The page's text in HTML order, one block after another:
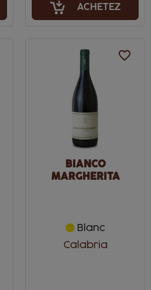
ACHETEZ
favorite_border
BIANCO
MARGHERITA
Blanc
Calabria